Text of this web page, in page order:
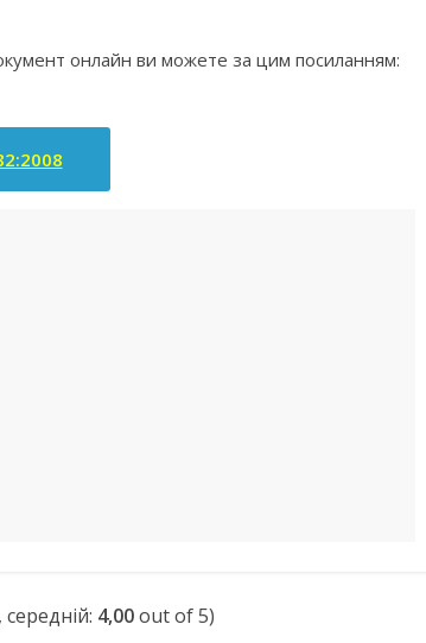
онлайн ви можете за цим посиланням:
середній: 4,00out of 5)